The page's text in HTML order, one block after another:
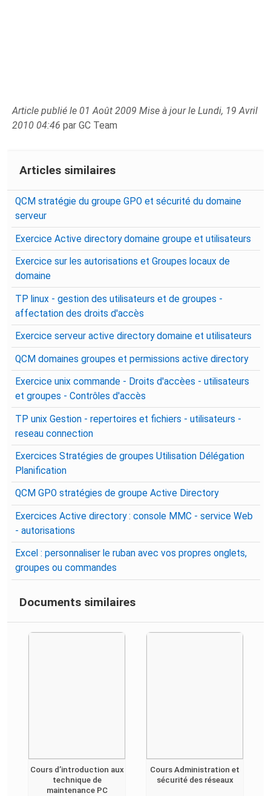
Article publié le 01 Août 2009 Mise à jour le Lundi, 19 Avril
2010 04:46par GC Team
Articles similaires
QCM stratégie du groupe GPO et sécurité du domaine
serveur
Exercice Active directory domaine groupe et utilisateurs
Exercice sur les autorisations et Groupes locaux de
domaine
TP linux - gestion des utilisateurs et de groupes -
affectation des droits d'accès
Exercice serveur active directory domaine et utilisateurs
QCM domaines groupes et permissions active directory
Exercice unix commande - Droits d'accèes - utilisateurs
et groupes - Contrôles d'accès
TP unix Gestion - repertoires et fichiers - utilisateurs -
reseau connection
Exercices Stratégies de groupes Utilisation Délégation
Planification
QCM GPO stratégies de groupe Active Directory
Exercices Active directory : console MMC - service Web
- autorisations
Excel : personnaliser le ruban avec vos propres onglets,
groupes ou commandes
Documents similaires
Cours d’introduction aux
technique de
maintenance PC
Cours Administration et
sécurité des réseaux